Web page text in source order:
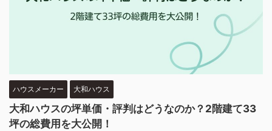
ハウスメーカー 大和ハウス
大和ハウスの坪単価・評判はどうなのか？2階建て33
坪の総費用を大公開！